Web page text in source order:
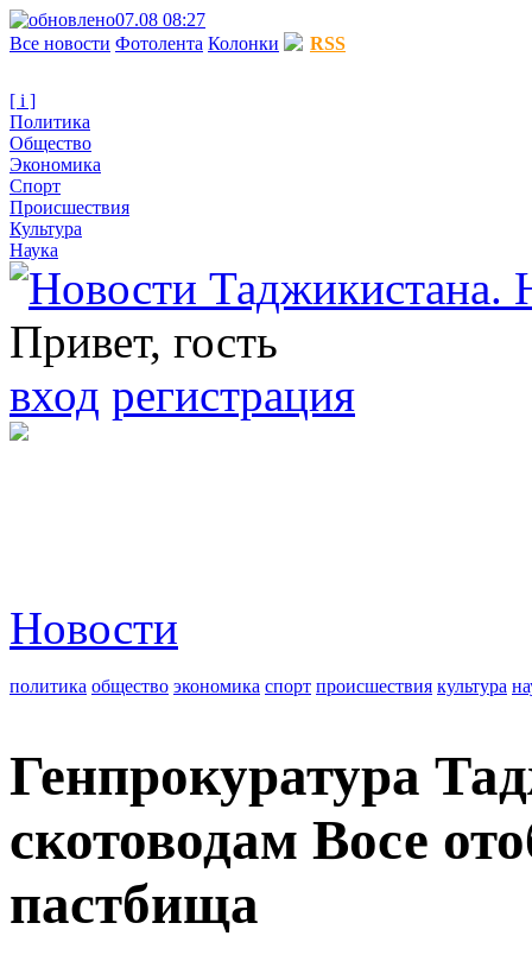
07.08 08:27
Все новости Фотолента Колонки RSS
[ i ]
Политика
Общество
Экономика
Спорт
Происшествия
Культура
Наука
Привет, гость
вход регистрация
Новости
политика общество экономика спорт происшествия культура
Генпрокуратура
скотоводам Восе
пастбища